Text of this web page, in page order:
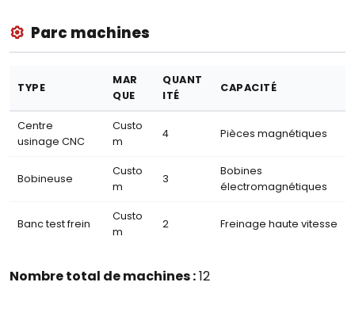
Parc machines
TYPE
MAR
QUE
QUANT
ITÉ
CAPACITÉ
Centre
usinage CNC
Custo
m
4 Pièces magnétiques
Bobineuse
Custo
m
3
Bobines
électromagnétiques
Banc test frein
Custo
m
2 Freinage haute vitesse
Nombre total de machines :12